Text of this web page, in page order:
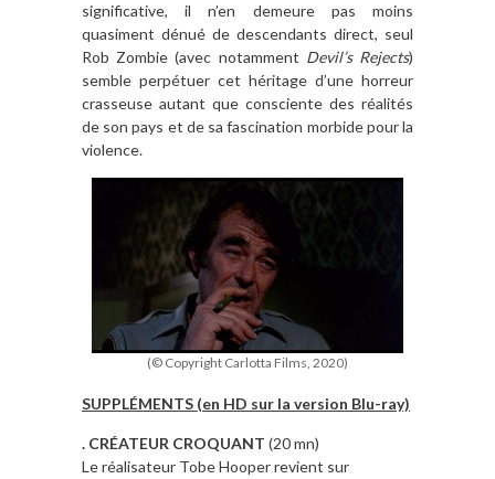
significative, il n’en demeure pas moins
quasiment dénué de descendants direct, seul
Rob Zombie (avec notamment Devil’s Rejects)
semble perpétuer cet héritage d’une horreur
crasseuse autant que consciente des réalités
de son pays et de sa fascination morbide pour la
violence.
(© Copyright Carlotta Films, 2020)
SUPPLÉMENTS (en HD sur la version Blu-ray)
. CRÉATEUR CROQUANT (20 mn)
Le réalisateur Tobe Hooper revient sur